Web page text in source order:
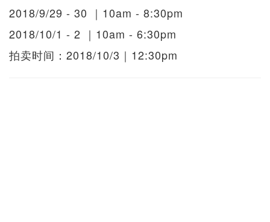
2018/9/29 - 30 ｜10am - 8:30pm
2018/10/1 - 2 ｜10am - 6:30pm
拍卖时间：2018/10/3｜12:30pm